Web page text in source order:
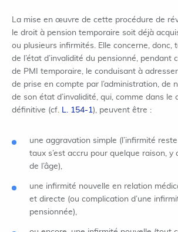
La mise en œuvre de cette procédure de
le droit à pension temporaire soit déjà
ou plusieurs infirmités. Elle concerne, donc,
de l’état d’invalidité du pensionné, pendant
de PMI temporaire, le conduisant à
de prise en compte par l’administration, de
de son état d’invalidité, qui, comme dans le
définitive (cf. L. 154-1), peuvent être :
une aggravation simple (l’infirmité
taux s’est accru pour quelque raison, y
de l’âge),
une infirmité nouvelle en relation
et directe (ou complication d’une
pensionnée),